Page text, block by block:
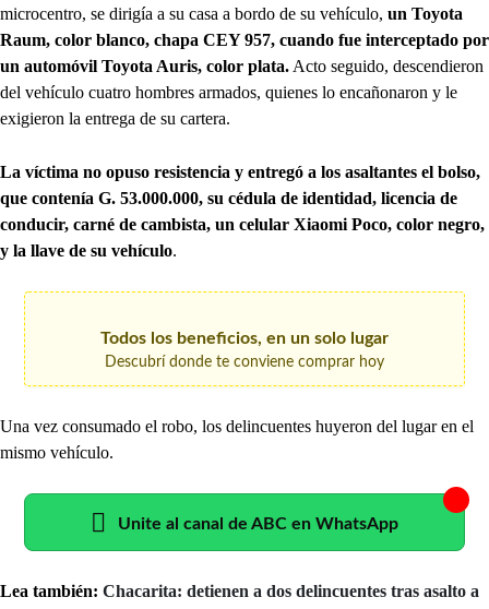
microcentro, se dirigía a su casa a bordo de su vehículo, un Toyota
Raum, color blanco, chapa CEY 957, cuando fue interceptado por
un automóvil Toyota Auris, color plata. Acto seguido, descendieron
del vehículo cuatro hombres armados, quienes lo encañonaron y le
exigieron la entrega de su cartera.
La víctima no opuso resistencia y entregó a los asaltantes el bolso,
que contenía G. 53.000.000, su cédula de identidad, licencia de
conducir, carné de cambista, un celular Xiaomi Poco, color negro,
y la llave de su vehículo.
Todos los beneficios, en un solo lugar
Descubrí donde te conviene comprar hoy
Una vez consumado el robo, los delincuentes huyeron del lugar en el
mismo vehículo.
Unite al canal de ABC en WhatsApp
Lea también: Chacarita: detienen a dos delincuentes tras asalto a